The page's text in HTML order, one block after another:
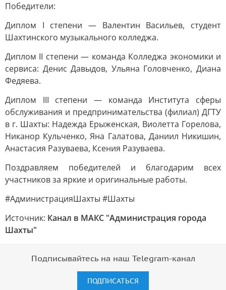
Победители:
Диплом I степени — Валентин Васильев, студент
Шахтинского музыкального колледжа.
Диплом II степени — команда Колледжа экономики и
сервиса: Денис Давыдов, Ульяна Головченко, Диана
Федяева.
Диплом III степени — команда Института сферы
обслуживания и предпринимательства (филиал) ДГТУ
в г. Шахты: Надежда Ерыженская, Виолетта Горелова,
Никанор Кульченко, Яна Галатова, Даниил Никишин,
Анастасия Разуваева, Ксения Разуваева.
Поздравляем победителей и благодарим всех
участников за яркие и оригинальные работы.
#АдминистрацияШахты #Шахты
Источник: Канал в МАКС "Администрация города
Шахты"
Подписывайтесь на наш Telegram-канал
ПОДПИСАТЬСЯ